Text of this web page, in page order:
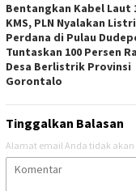
Bentangkan Kabel Laut
KMS, PLN Nyalakan
Perdana di Pulau
Tuntaskan 100 Persen
Desa Berlistrik Provinsi
Gorontalo
Tinggalkan Balasan
Alamat email Anda tidak